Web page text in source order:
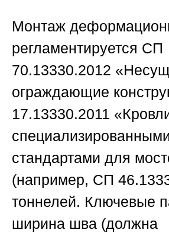
Монтаж
регламентируется СП
70.13330.2012
ограждающие
17.13330.2011
стандартами для
(например, СП
тоннелей. Ключевые
ширина шва (должна